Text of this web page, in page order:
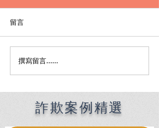
Premier English
Speaking Criminal
Filipinos in Taiwan:
Chien Sheng
International Law Firm
留言
撰寫留言......
詐欺案例精選